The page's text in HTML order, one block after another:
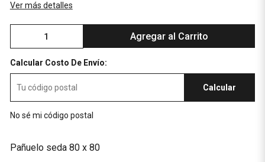
Ver más detalles
Agregar al Carrito
Calcular Costo De Envío:
Calcular
No sé mi código postal
Pañuelo seda 80 x 80